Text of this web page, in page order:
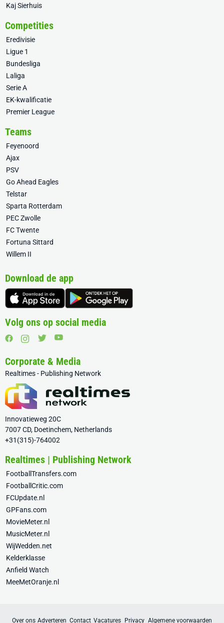
Kaj Sierhuis
Competities
Eredivisie
Ligue 1
Bundesliga
Laliga
Serie A
EK-kwalificatie
Premier League
Teams
Feyenoord
Ajax
PSV
Go Ahead Eagles
Telstar
Sparta Rotterdam
PEC Zwolle
FC Twente
Fortuna Sittard
Willem II
Download de app
Volg ons op social media
Corporate & Media
Realtimes - Publishing Network
Innovatieweg 20C
7007 CD, Doetinchem, Netherlands
+31(315)-764002
Realtimes | Publishing Network
FootballTransfers.com
FootballCritic.com
FCUpdate.nl
GPFans.com
MovieMeter.nl
MusicMeter.nl
WijWedden.net
Kelderklasse
Anfield Watch
MeeMetOranje.nl
Over ons Adverteren Contact Vacatures Privacy Algemene voorwaarden